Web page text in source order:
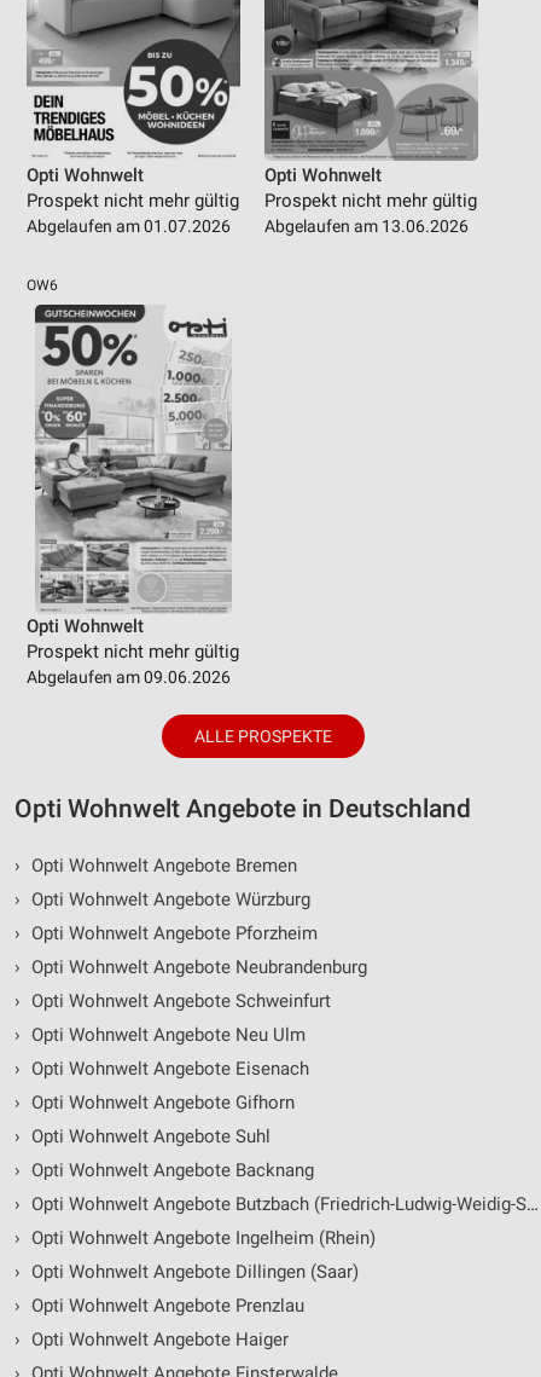
Opti Wohnwelt
Prospekt nicht mehr gültig
Abgelaufen am 01.07.2026
Opti Wohnwelt
Prospekt nicht mehr gültig
Abgelaufen am 13.06.2026
OW6
Opti Wohnwelt
Prospekt nicht mehr gültig
Abgelaufen am 09.06.2026
ALLE PROSPEKTE
Opti Wohnwelt Angebote in Deutschland
›
Opti Wohnwelt Angebote Bremen
›
Opti Wohnwelt Angebote Würzburg
›
Opti Wohnwelt Angebote Pforzheim
›
Opti Wohnwelt Angebote Neubrandenburg
›
Opti Wohnwelt Angebote Schweinfurt
›
Opti Wohnwelt Angebote Neu Ulm
›
Opti Wohnwelt Angebote Eisenach
›
Opti Wohnwelt Angebote Gifhorn
›
Opti Wohnwelt Angebote Suhl
›
Opti Wohnwelt Angebote Backnang
›
Opti Wohnwelt Angebote Butzbach (Friedrich-Ludwig-Weidig-Stadt)
›
Opti Wohnwelt Angebote Ingelheim (Rhein)
›
Opti Wohnwelt Angebote Dillingen (Saar)
›
Opti Wohnwelt Angebote Prenzlau
›
Opti Wohnwelt Angebote Haiger